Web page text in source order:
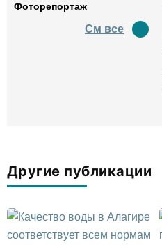
Фоторепортаж
См все
Другие публикации